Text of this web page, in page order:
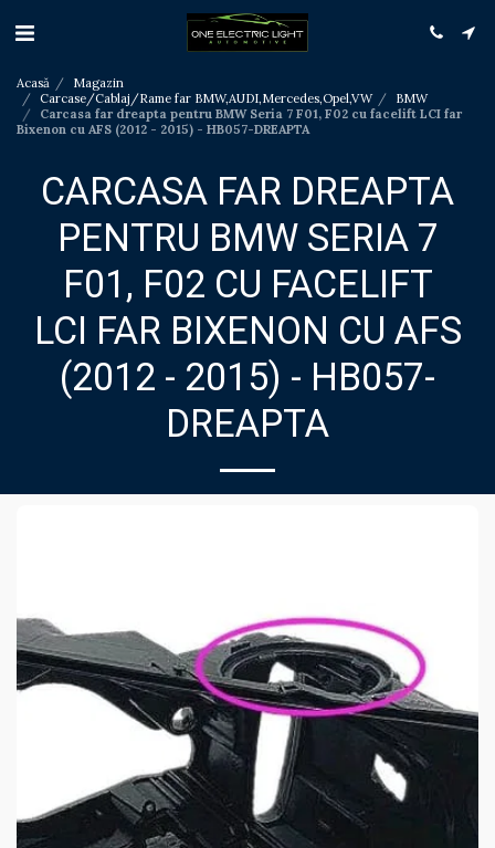
Acasă
Magazin
Carcase/Cablaj/Rame far BMW,AUDI,Mercedes,Opel,VW
BMW
Carcasa far dreapta pentru BMW Seria 7 F01, F02 cu facelift LCI far
Bixenon cu AFS (2012 - 2015) - HB057-DREAPTA
CARCASA FAR DREAPTA
PENTRU BMW SERIA 7
F01, F02 CU FACELIFT
LCI FAR BIXENON CU AFS
(2012 - 2015) - HB057-
DREAPTA